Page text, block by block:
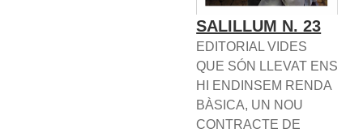
SALILLUM N. 23
EDITORIAL VIDES
QUE SÓN LLEVAT ENS
HI ENDINSEM RENDA
BÀSICA, UN NOU
CONTRACTE DE